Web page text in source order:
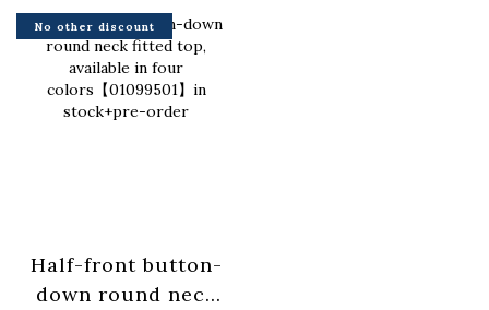
No other discount
Half-front button-
down round neck